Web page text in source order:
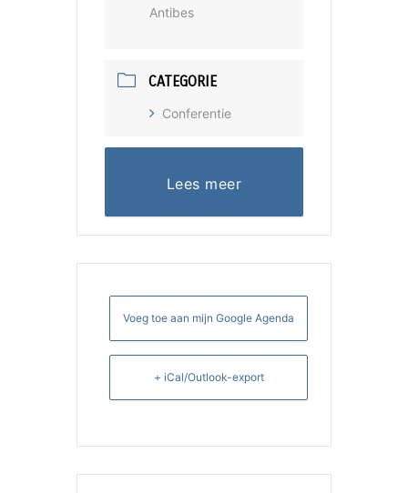
Antibes
CATEGORIE
Conferentie
Lees meer
Voeg toe aan mijn Google Agenda
+ iCal/Outlook-export